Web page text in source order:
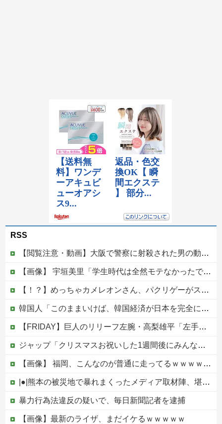
RSS
【閲覧注意・動画】大阪で警察に射殺された男の動画、エグい 撃たれてから叫びながら苦しみもがいて死ぬ
【画像】 宇垣美里「学生時代は全然モテなかったです」←これほんまかぁ？w w w w w w w w
【！？】めっちゃカメレオンさん、パクリゲーがスイッチに登場してしまうｗｗｗｗｗｗｗｗｗｗ
韓国人「このままいけば、韓国経済が日本を完全に圧倒することになるのは既定路線ですよね・・・？」
【FRIDAY】巨人のリリーフ左腕・高梨雄平「左手薬指に指輪」でお泊まり不倫愛他
ジャップ「クリスマスお祝いした1週間後にみんなで神社行きます」←これ
【画像】 福岡、こんなのが普通に走ってるｗｗｗｗｗｗｗｗｗｗｗｗｗｗｗｗｗｗｗｗｗｗｗｗｗｗｗｗｗｗｗｗｗｗｗｗｗｗｗｗ
|●|熊本の被災地で暴れまくったメディア取材陣、堪忍袋の緒が切れた地元住民が苦情を寄せまくった結果……
暴力行為法違反の疑いで、毎日新聞記者を逮捕
【画像】最新のライザ、まだイケるｗｗｗｗｗ